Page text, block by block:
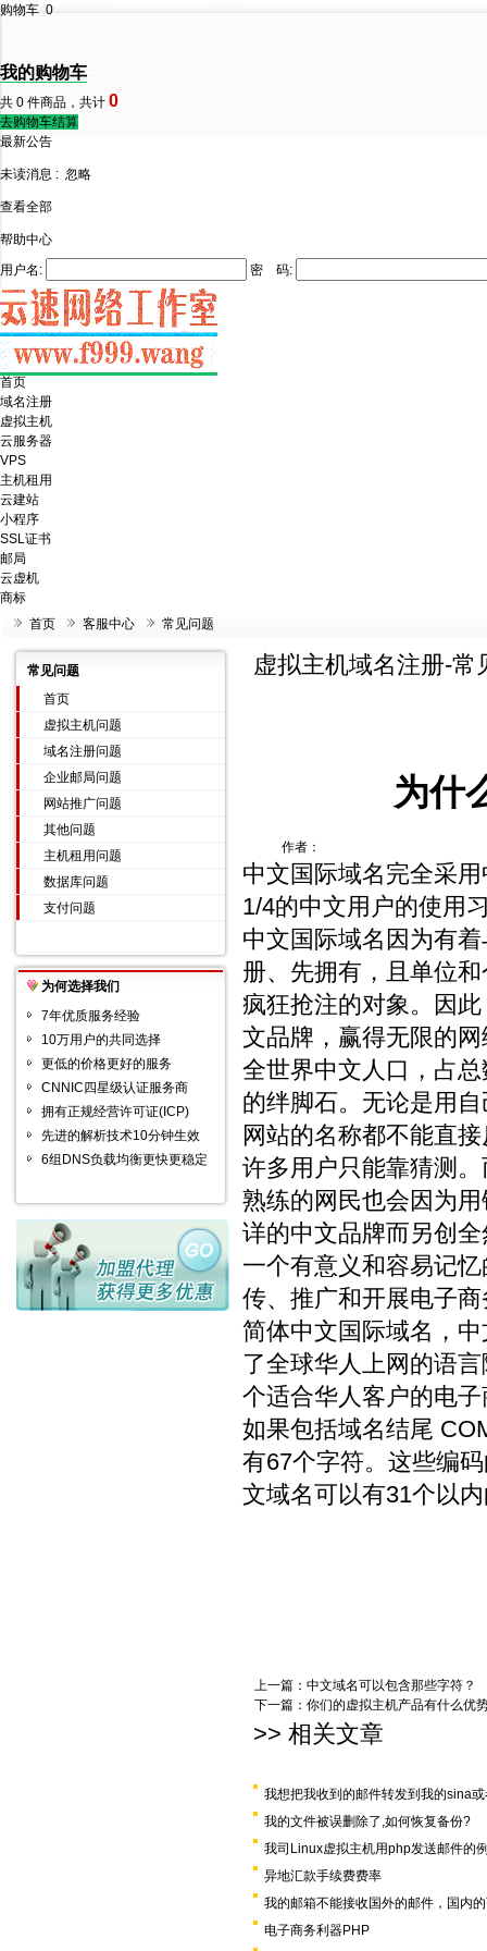
购物车 0
我的购物车
共 0 件商品，共计 0
去购物车结算
最新公告
未读消息 : 忽略
查看全部
帮助中心
用户名:
密 码:
首页
域名注册
虚拟主机
云服务器
VPS
主机租用
云建站
小程序
SSL证书
邮局
云虚机
商标
首页
客服中心 常见问题
常见问题
首页
虚拟主机问题
域名注册问题
企业邮局问题
网站推广问题
其他问题
主机租用问题
数据库问题
支付问题
为何选择我们
7年优质服务经验
10万用户的共同选择
更低的价格更好的服务
CNNIC四星级认证服务商
拥有正规经营许可证(ICP)
先进的解析技术10分钟生效
6组DNS负载均衡更快更稳定
虚拟主机域名注册-常
为什
作者：
中文国际域名完全采
1/4的中文用户的使用
中文国际域名因为有
册、先拥有，且单位
疯狂抢注的对象。因
文品牌，赢得无限的
全世界中文人口，占
的绊脚石。无论是用
网站的名称都不能直
许多用户只能靠猜测
熟练的网民也会因为
详的中文品牌而另创
一个有意义和容易记
传、推广和开展电子
简体中文国际域名，
了全球华人上网的语
个适合华人客户的电
如果包括域名结尾
有67个字符。这些编
文域名可以有31个以
上一篇： 中文域名可以包含那些字符？
下一篇： 你们的虚拟主机产品有什么优
>> 相关文章
我想把我收到的邮件转发到我的sina
我的文件被误删除了,如何恢复备份?
我司Linux虚拟主机用php发送邮件的
异地汇款手续费费率
我的邮箱不能接收国外的邮件，国内
电子商务利器PHP